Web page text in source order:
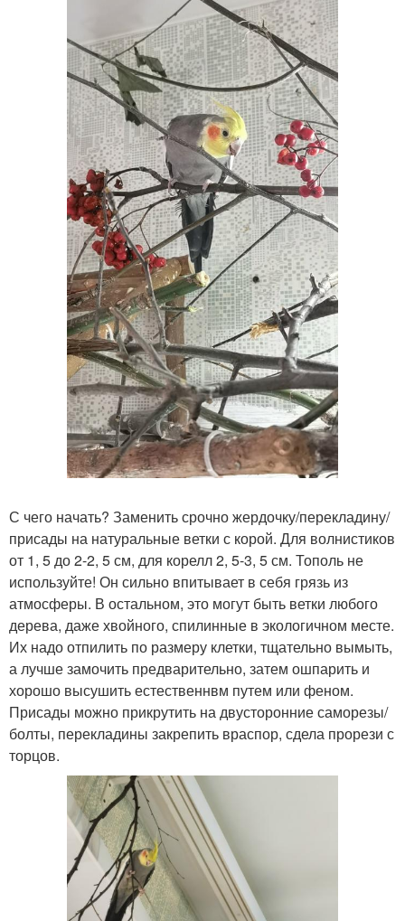
С чего начать? Заменить срочно жердочку/перекладину/
присады на натуральные ветки с корой. Для волнистиков
от 1, 5 до 2-2, 5 см, для корелл 2, 5-3, 5 см. Тополь не
используйте! Он сильно впитывает в себя грязь из
атмосферы. В остальном, это могут быть ветки любого
дерева, даже хвойного, спилинные в экологичном месте.
Их надо отпилить по размеру клетки, тщательно вымыть,
а лучше замочить предварительно, затем ошпарить и
хорошо высушить естественнвм путем или феном.
Присады можно прикрутить на двусторонние саморезы/
болты, перекладины закрепить враспор, сдела прорези с
торцов.